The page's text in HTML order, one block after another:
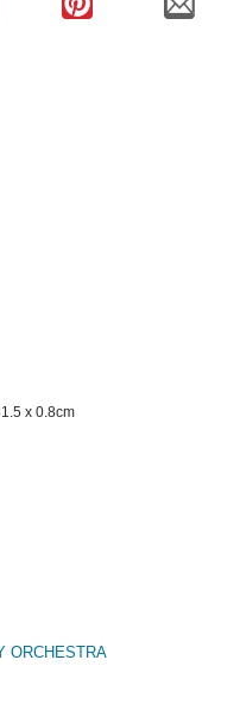
x 0.8cm
ORCHESTRA